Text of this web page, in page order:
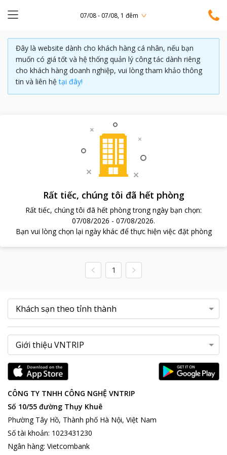
07/08 - 07/08, 1 đêm
Đây là website dành cho khách hàng cá nhân, nếu bạn
muốn có giá tốt và hệ thống quản lý công tác dành riêng
cho khách hàng doanh nghiệp, vui lòng tham khảo thông
tin và liên hệ tại đây!
Rất tiếc, chúng tôi đã hết phòng
Rất tiếc, chúng tôi đã hết phòng trong ngày bạn chọn:
07/08/2026 - 07/08/2026.
Bạn vui lòng chọn lại ngày khác để thực hiện việc đặt phòng
1
CÔNG TY TNHH CÔNG NGHỆ VNTRIP
Số 10/55 đường Thụy Khuê
Phường Tây Hồ, Thành phố Hà Nội, Việt Nam
Số tài khoản: 1023431230
Ngân hàng: Vietcombank